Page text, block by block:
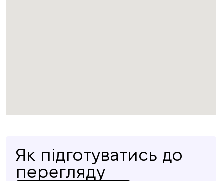
Як підготуватись до
перегляду